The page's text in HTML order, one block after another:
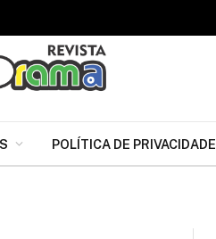
POLÍTICA DE PRIVACIDADE